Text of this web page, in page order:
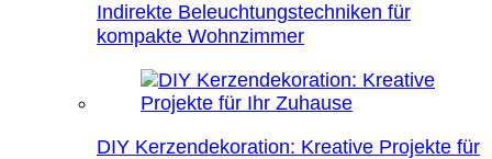
Indirekte Beleuchtungstechniken für
kompakte Wohnzimmer
DIY Kerzendekoration: Kreative Projekte für